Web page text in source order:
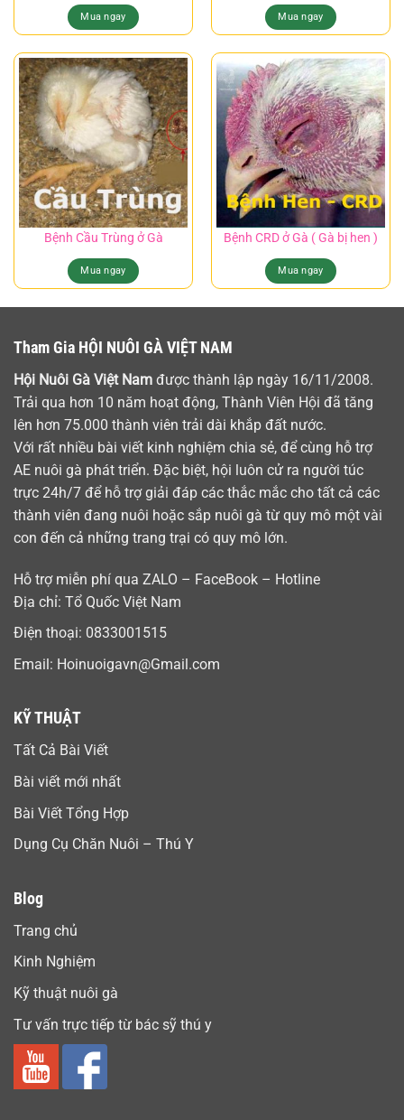
Mua ngay Mua ngay
Bệnh Cầu Trùng ở Gà
Mua ngay
Bệnh CRD ở Gà ( Gà bị hen )
Mua ngay
Tham Gia HỘI NUÔI GÀ VIỆT NAM
Hội Nuôi Gà Việt Nam được thành lập ngày 16/11/2008.
Trải qua hơn 10 năm hoạt động, Thành Viên Hội đã tăng
lên hơn 75.000 thành viên trải dài khắp đất nước.
Với rất nhiều bài viết kinh nghiệm chia sẻ, để cùng hỗ trợ
AE nuôi gà phát triển. Đặc biệt, hội luôn cử ra người túc
trực 24h/7 để hỗ trợ giải đáp các thắc mắc cho tất cả các
thành viên đang nuôi hoặc sắp nuôi gà từ quy mô một vài
con đến cả những trang trại có quy mô lớn.
Hỗ trợ miễn phí qua ZALO – FaceBook – Hotline
Địa chỉ: Tổ Quốc Việt Nam
Điện thoại: 0833001515
Email: Hoinuoigavn@Gmail.com
KỸ THUẬT
Tất Cả Bài Viết
Bài viết mới nhất
Bài Viết Tổng Hợp
Dụng Cụ Chăn Nuôi – Thú Y
Blog
Trang chủ
Kinh Nghiệm
Kỹ thuật nuôi gà
Tư vấn trực tiếp từ bác sỹ thú y